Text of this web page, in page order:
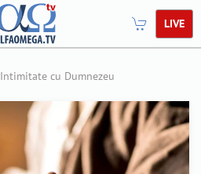
LIVE
Intimitate cu Dumnezeu